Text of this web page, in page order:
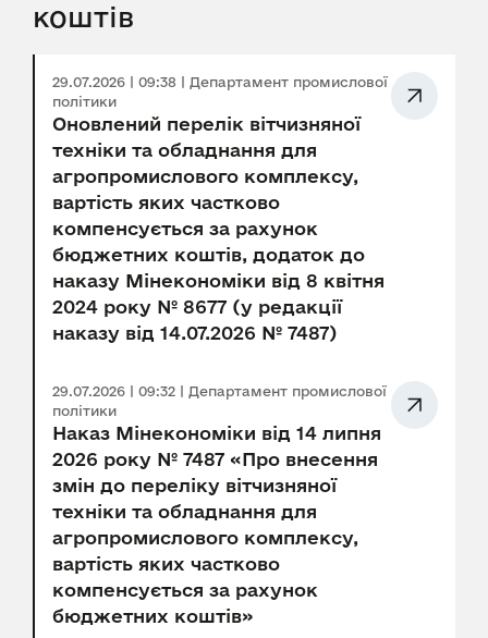
коштів
29.07.2026 | 09:38 | Департамент промислової
політики
Оновлений перелік вітчизняної
техніки та обладнання для
агропромислового комплексу,
вартість яких частково
компенсується за рахунок
бюджетних коштів, додаток до
наказу Мінекономіки від 8 квітня
2024 року № 8677 (у редакції
наказу від 14.07.2026 № 7487)
29.07.2026 | 09:32 | Департамент промислової
політики
Наказ Мінекономіки від 14 липня
2026 року № 7487 «Про внесення
змін до переліку вітчизняної
техніки та обладнання для
агропромислового комплексу,
вартість яких частково
компенсується за рахунок
бюджетних коштів»